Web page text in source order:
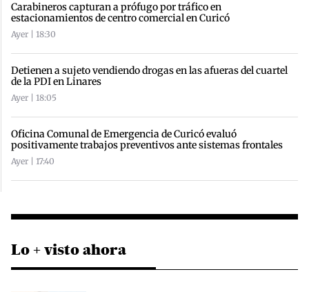
Carabineros capturan a prófugo por tráfico en
estacionamientos de centro comercial en Curicó
Ayer | 18:30
Detienen a sujeto vendiendo drogas en las afueras del cuartel
de la PDI en Linares
Ayer | 18:05
Oficina Comunal de Emergencia de Curicó evaluó
positivamente trabajos preventivos ante sistemas frontales
Ayer | 17:40
Lo + visto ahora